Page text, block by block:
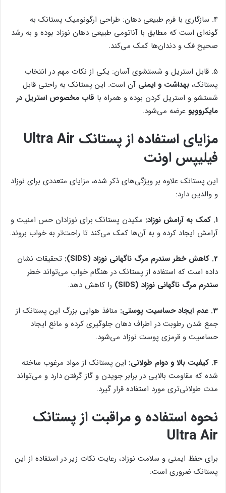
4. سازگاری با فرم طبیعی دهان: طراحی ارگونومیک پستانک به
گونه‌ای است که مطابق با آناتومی طبیعی دهان نوزاد بوده و به رشد
صحیح فک و دندان‌ها کمک می‌کند.
5. قابل استریل و شستشوی آسان: یکی از نکات مهم در انتخاب
پستانک، بهداشت و ایمنی آن است. این پستانک به راحتی قابل
شستشو و استریل کردن بوده و همراه با قاب مخصوص استریل در
مایکروویو عرضه می‌شود.
مزایای استفاده از پستانک Ultra Air
فیلیپس اونت
این پستانک علاوه بر ویژگی‌های ذکر شده، مزایای متعددی برای نوزاد
و والدین دارد:
1. کمک به آرامش نوزاد:
مکیدن پستانک برای نوزادان حس امنیت و
آرامش ایجاد کرده و به آن‌ها کمک می‌کند تا راحت‌تر به خواب بروند.
2. کاهش خطر سندرم مرگ ناگهانی نوزاد (SIDS):
تحقیقات نشان
داده است که استفاده از پستانک در هنگام خواب می‌تواند خطر
سندرم مرگ ناگهانی نوزاد (SIDS)
را کاهش دهد.
3. عدم ایجاد حساسیت پوستی:
منافذ هوایی بزرگ این پستانک از
جمع شدن رطوبت در اطراف دهان جلوگیری کرده و مانع ایجاد
حساسیت و قرمزی پوست نوزاد می‌شود.
4. کیفیت بالا و دوام طولانی:
این پستانک از مواد مرغوب ساخته
شده که مقاومت بالایی در برابر جویدن و گاز گرفتن دارد و می‌تواند
مدت طولانی‌تری مورد استفاده قرار گیرد.
نحوه استفاده و مراقبت از پستانک
Ultra Air
برای حفظ ایمنی و سلامت نوزاد، رعایت نکات زیر در استفاده از این
پستانک ضروری است: